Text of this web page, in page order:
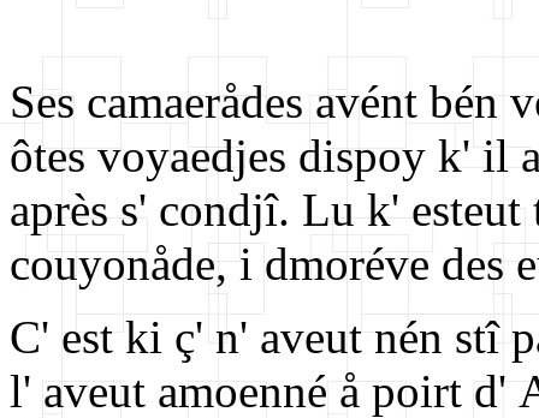
Ses camaerådes avént bén
ôtes voyaedjes dispoy k' il
après s' condjî. Lu k'
couyonåde, i dmoréve des
C' est ki ç' n' aveut nén stî
l' aveut amoenné å poirt d'